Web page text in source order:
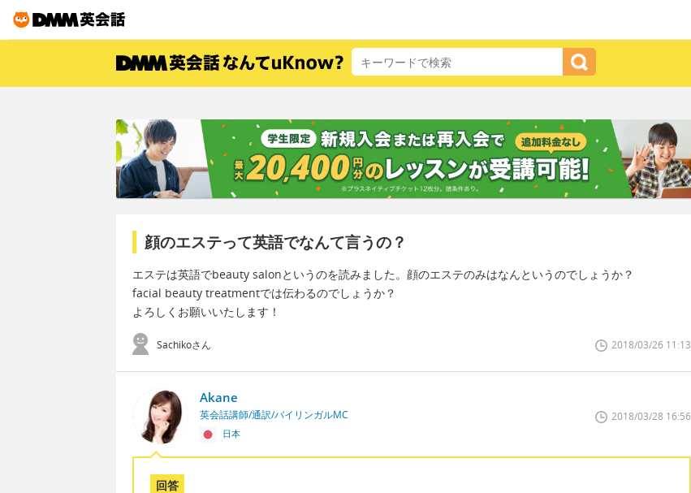
顔のエステって英語でなんて言うの？
エステは英語でbeauty salonというのを読みました。顔のエステのみはなんというのでしょうか？
facial beauty treatmentでは伝わるのでしょうか？
よろしくお願いいたします！
Sachikoさん 2018/03/26 11:13
Akane
英会話講師/通訳/バイリンガルMC
日本
2018/03/28 16:56
回答